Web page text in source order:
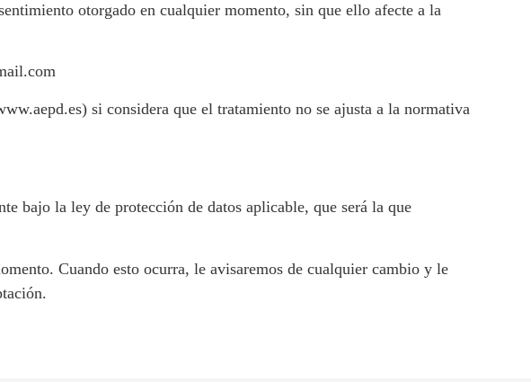
otorgado en cualquier momento, sin que ello afecte a la
si considera que el tratamiento no se ajusta a la normativa
bajo la ley de protección de datos aplicable, que será la que
Cuando esto ocurra, le avisaremos de cualquier cambio y le